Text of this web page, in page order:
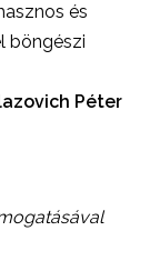
és
böngészi
Péter